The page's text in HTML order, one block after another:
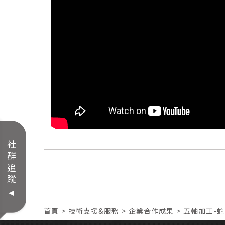
首頁 技術支援&服務 企業合作成果 五軸加工-蛇
社群追蹤